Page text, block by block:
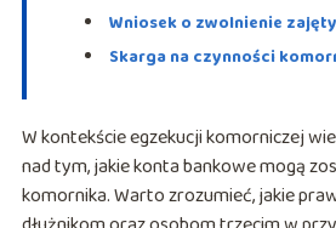
Wniosek o zwolnienie
Skarga na czynności
W kontekście egzekucji komorniczej
nad tym, jakie konta bankowe mogą
komornika. Warto zrozumieć, jakie